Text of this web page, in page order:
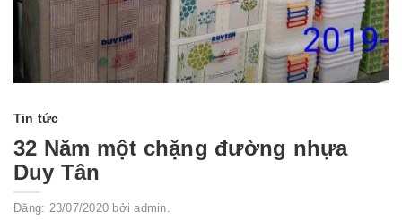
Tin tức
32 Năm một chặng đường nhựa
Duy Tân
Đăng: 23/07/2020 bởi admin.